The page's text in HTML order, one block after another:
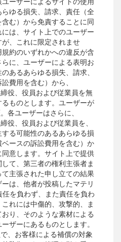
ゆる損失、請求、責任（全
む）から免責することに同
は、サイト上でのユーザー
、これに限定されませ
約のいずれかへの違反が含
に、ユーザーによる表明お
あるあらゆる損失、請求、
費用を含む）から、
役、役員および従業員を無
ものとします。ユーザーが
各ユーザーはさらに、
役、役員および従業員を、
る可能性のあるあらゆる損
ースの訴訟費用を含む）か
意します。サイト上で提供
て、第三者の権利主張者ま
主張された申し立ての結果
は、他者が投稿したマテリ
を負わず、また責任を負わ
れには中傷的、攻撃的、ま
り、そのような素材による
ザーにあるものとします。
、お客様による補償の対象